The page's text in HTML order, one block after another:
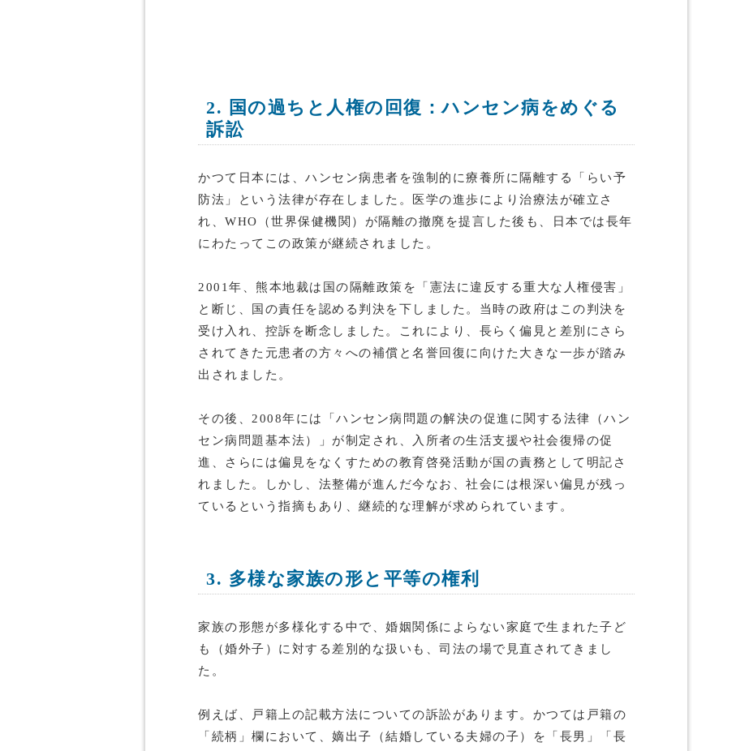
2. 国の過ちと人権の回復：ハンセン病をめぐる
訴訟
かつて日本には、ハンセン病患者を強制的に療養所に隔離する「らい予
防法」という法律が存在しました。医学の進歩により治療法が確立さ
れ、WHO（世界保健機関）が隔離の撤廃を提言した後も、日本では長年
にわたってこの政策が継続されました。
2001年、熊本地裁は国の隔離政策を「憲法に違反する重大な人権侵害」
と断じ、国の責任を認める判決を下しました。当時の政府はこの判決を
受け入れ、控訴を断念しました。これにより、長らく偏見と差別にさら
されてきた元患者の方々への補償と名誉回復に向けた大きな一歩が踏み
出されました。
その後、2008年には「ハンセン病問題の解決の促進に関する法律（ハン
セン病問題基本法）」が制定され、入所者の生活支援や社会復帰の促
進、さらには偏見をなくすための教育啓発活動が国の責務として明記さ
れました。しかし、法整備が進んだ今なお、社会には根深い偏見が残っ
ているという指摘もあり、継続的な理解が求められています。
3. 多様な家族の形と平等の権利
家族の形態が多様化する中で、婚姻関係によらない家庭で生まれた子ど
も（婚外子）に対する差別的な扱いも、司法の場で見直されてきまし
た。
例えば、戸籍上の記載方法についての訴訟があります。かつては戸籍の
「続柄」欄において、嫡出子（結婚している夫婦の子）を「長男」「長